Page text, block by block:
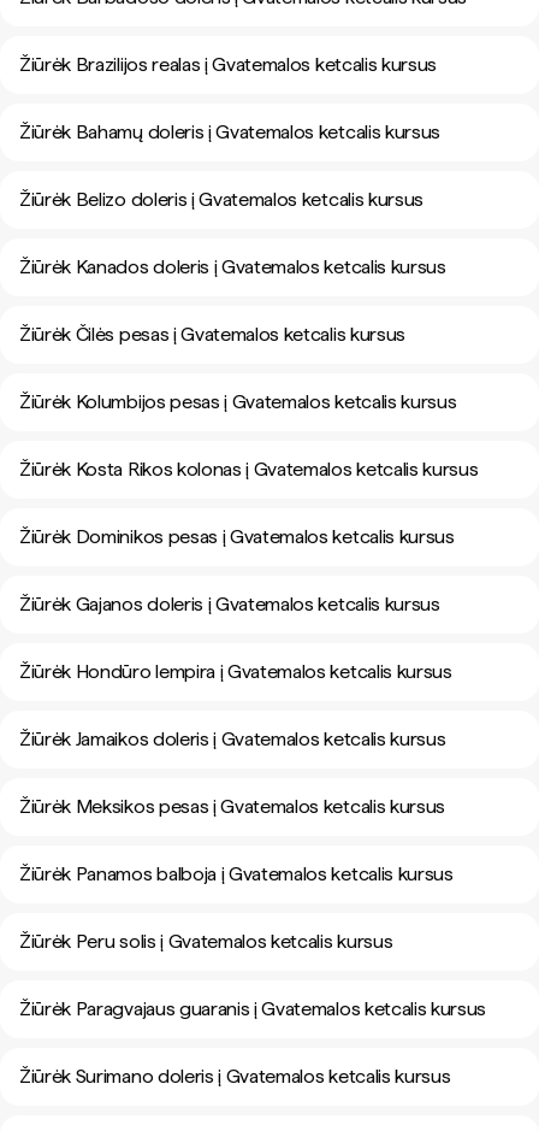
Žiūrėk Brazilijos realas į Gvatemalos ketcalis kursus
Žiūrėk Bahamų doleris į Gvatemalos ketcalis kursus
Žiūrėk Belizo doleris į Gvatemalos ketcalis kursus
Žiūrėk Kanados doleris į Gvatemalos ketcalis kursus
Žiūrėk Čilės pesas į Gvatemalos ketcalis kursus
Žiūrėk Kolumbijos pesas į Gvatemalos ketcalis kursus
Žiūrėk Kosta Rikos kolonas į Gvatemalos ketcalis kursus
Žiūrėk Dominikos pesas į Gvatemalos ketcalis kursus
Žiūrėk Gajanos doleris į Gvatemalos ketcalis kursus
Žiūrėk Hondūro lempira į Gvatemalos ketcalis kursus
Žiūrėk Jamaikos doleris į Gvatemalos ketcalis kursus
Žiūrėk Meksikos pesas į Gvatemalos ketcalis kursus
Žiūrėk Panamos balboja į Gvatemalos ketcalis kursus
Žiūrėk Peru solis į Gvatemalos ketcalis kursus
Žiūrėk Paragvajaus guaranis į Gvatemalos ketcalis kursus
Žiūrėk Surimano doleris į Gvatemalos ketcalis kursus